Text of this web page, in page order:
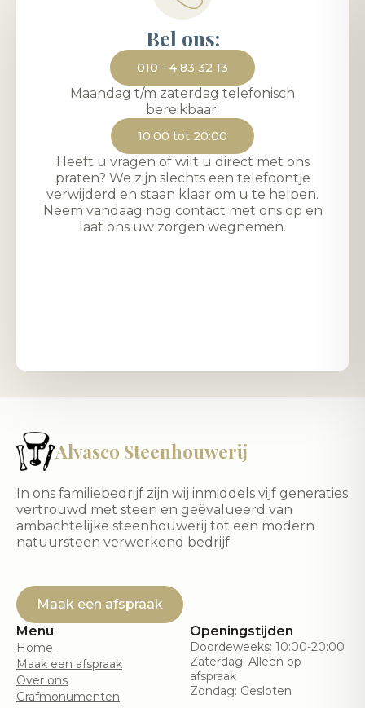
Bel ons:
010 - 4 83 32 13
Maandag t/m zaterdag telefonisch
bereikbaar:
10:00 tot 20:00
Heeft u vragen of wilt u direct met ons
praten? We zijn slechts een telefoontje
verwijderd en staan klaar om u te helpen.
Neem vandaag nog contact met ons op en
laat ons uw zorgen wegnemen.
Alvasco Steenhouwerij
In ons familiebedrijf zijn wij inmiddels vijf generaties
vertrouwd met steen en geëvalueerd van
ambachtelijke steenhouwerij tot een modern
natuursteen verwerkend bedrijf
Maak een afspraak
Menu
Home
Maak een afspraak
Over ons
Grafmonumenten
Openingstijden
Doordeweeks: 10:00-20:00
Zaterdag: Alleen op
afspraak
Zondag: Gesloten